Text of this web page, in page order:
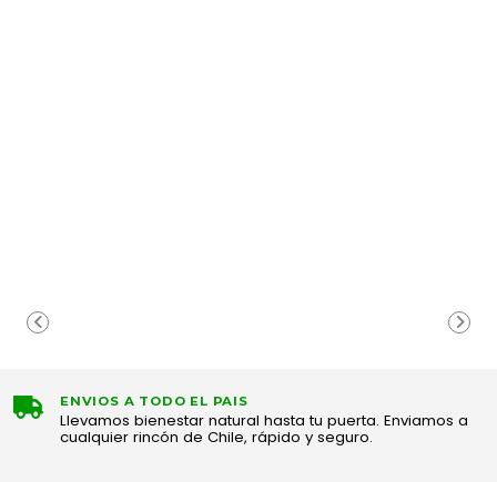
ENVIOS A TODO EL PAIS
Llevamos bienestar natural hasta tu puerta. Enviamos a
cualquier rincón de Chile, rápido y seguro.